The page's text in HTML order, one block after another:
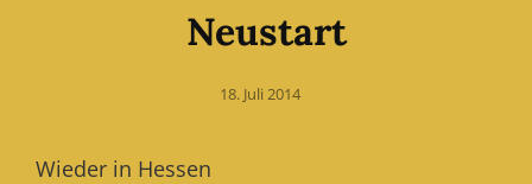
Neustart
Posted
18. Juli 2014
Wieder in Hessen